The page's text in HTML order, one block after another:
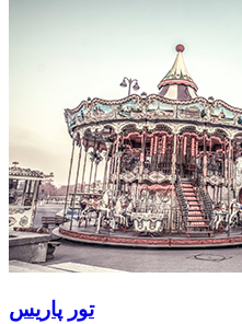
تور پاریس